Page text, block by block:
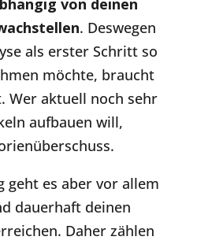
von deinen
. Deswegen
als erster Schritt so
möchte, braucht
Wer aktuell noch sehr
aufbauen will,
geht es aber vor allem
dauerhaft deinen
Daher zählen